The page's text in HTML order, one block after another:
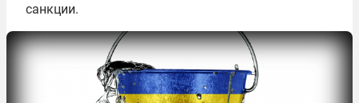
санкции.